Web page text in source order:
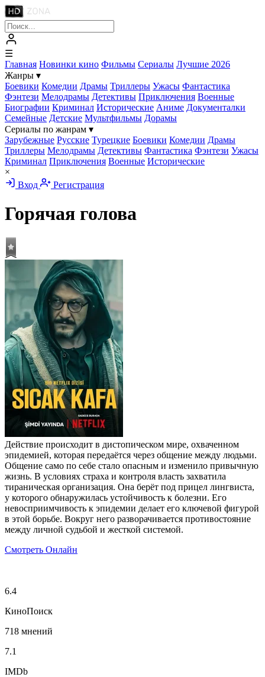
☰
Главная Новинки кино Фильмы Сериалы Лучшие 2026
Жанры ▾
Боевики Комедии Драмы Триллеры Ужасы Фантастика
Фэнтези Мелодрамы Детективы Приключения Военные
Биографии Криминал Исторические Аниме Документалки
Семейные Детские Мультфильмы Дорамы
Сериалы по жанрам ▾
Зарубежные Русские Турецкие Боевики Комедии Драмы
Триллеры Мелодрамы Детективы Фантастика Фэнтези Ужасы
Криминал Приключения Военные Исторические
×
Вход
Регистрация
Горячая голова
Действие происходит в дистопическом мире, охваченном
эпидемией, которая передаётся через общение между людьми.
Общение само по себе стало опасным и изменило привычную
жизнь. В условиях страха и контроля власть захватила
тираническая организация. Она берёт под прицел лингвиста,
у которого обнаружилась устойчивость к болезни. Его
невосприимчивость к эпидемии делает его ключевой фигурой
в этой борьбе. Вокруг него разворачивается противостояние
между личной судьбой и жесткой системой.
Смотреть Онлайн
6.4
КиноПоиск
718 мнений
7.1
IMDb